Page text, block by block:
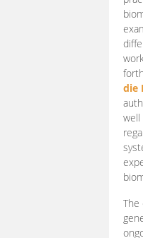
die
well
The